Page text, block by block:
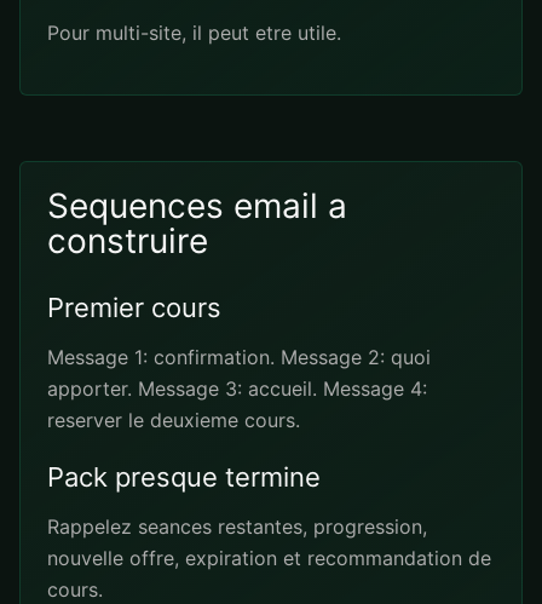
Pour multi-site, il peut etre utile.
Sequences email a
construire
Premier cours
Message 1: confirmation. Message 2: quoi
apporter. Message 3: accueil. Message 4:
reserver le deuxieme cours.
Pack presque termine
Rappelez seances restantes, progression,
nouvelle offre, expiration et recommandation de
cours.